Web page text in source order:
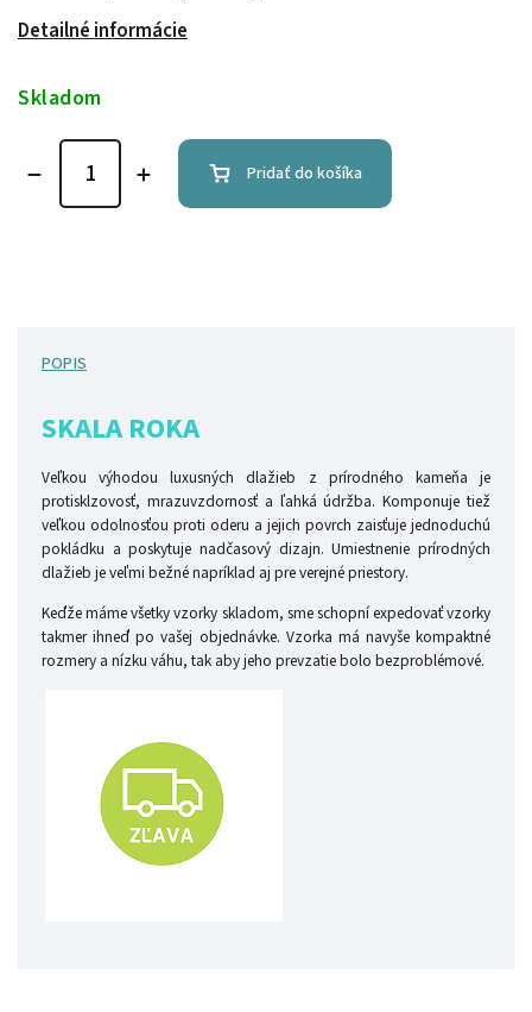
Detailné informácie
Skladom
Pridať do košíka
POPIS
SKALA ROKA
Veľkou výhodou luxusných dlažieb z prírodného kameňa je
protisklzovosť, mrazuvzdornosť a ľahká údržba. Komponuje tiež
veľkou odolnosťou proti oderu a jejich povrch zaisťuje jednoduchú
pokládku a poskytuje nadčasový dizajn. Umiestnenie prírodných
dlažieb je veľmi bežné napríklad aj pre verejné priestory.
Keďže máme všetky vzorky skladom, sme schopní expedovať vzorky
takmer ihneď po vašej objednávke. Vzorka má navyše kompaktné
rozmery a nízku váhu, tak aby jeho prevzatie bolo bezproblémové.